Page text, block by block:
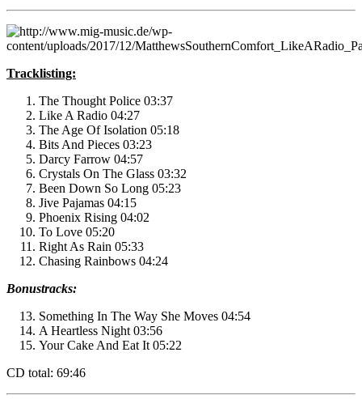
Tracklisting:
The Thought Police 03:37
Like A Radio 04:27
The Age Of Isolation 05:18
Bits And Pieces 03:23
Darcy Farrow 04:57
Crystals On The Glass 03:32
Been Down So Long 05:23
Jive Pajamas 04:15
Phoenix Rising 04:02
To Love 05:20
Right As Rain 05:33
Chasing Rainbows 04:24
Bonustracks:
Something In The Way She Moves 04:54
A Heartless Night 03:56
Your Cake And Eat It 05:22
CD total: 69:46